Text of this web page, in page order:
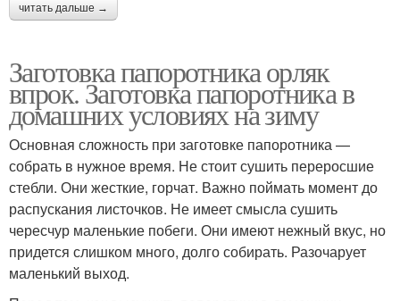
читать дальше →
Заготовка папоротника орляк
впрок. Заготовка папоротника в
домашних условиях на зиму
Основная сложность при заготовке папоротника —
собрать в нужное время. Не стоит сушить переросшие
стебли. Они жесткие, горчат. Важно поймать момент до
распускания листочков. Не имеет смысла сушить
чересчур маленькие побеги. Они имеют нежный вкус, но
придется слишком много, долго собирать. Разочарует
маленький выход.